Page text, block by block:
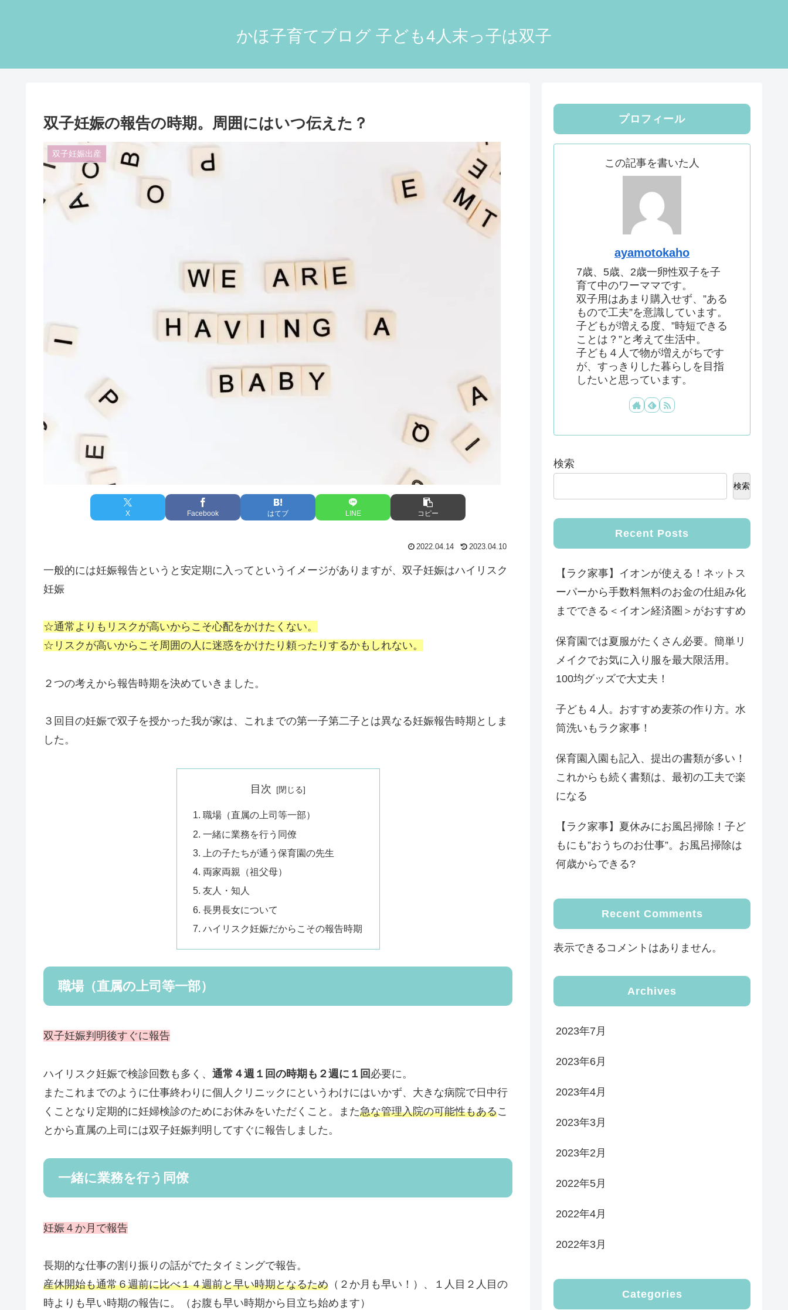
かほ子育てブログ 子ども4人末っ子は双子
双子妊娠の報告の時期。周囲にはいつ伝えた？
双子妊娠出産
X Facebook はてブ LINE コピー
2022.04.14 2023.04.10
一般的には妊娠報告というと安定期に入ってというイメージがありますが、双子妊娠はハイリスク
妊娠
☆通常よりもリスクが高いからこそ心配をかけたくない。
☆リスクが高いからこそ周囲の人に迷惑をかけたり頼ったりするかもしれない。
２つの考えから報告時期を決めていきました。
３回目の妊娠で双子を授かった我が家は、 これまでの第一子第二子とは異なる妊娠報告時期としま
した。
目次
職場（直属の上司等一部）
一緒に業務を行う同僚
上の子たちが通う保育園の先生
両家両親（祖父母）
友人・知人
長男長女について
ハイリスク妊娠だからこその報告時期
職場（直属の上司等一部）
双子妊娠判明後すぐに報告
ハイリスク妊娠で検診回数も多く、 通常４週１回の時期も２週に１回 必要に。
またこれまでのように仕事終わりに個人クリニックにというわけにはいかず、大きな病院で日中行
くことなり定期的に妊婦検診のためにお休みをいただくこと。また急な管理入院の可能性もあるこ
とから直属の上司には双子妊娠判明してすぐに報告しました。
一緒に業務を行う同僚
妊娠４か月で報告
長期的な仕事の割り振りの話がでたタイミングで報告。
産休開始も通常６週前に比べ１４週前と早い時期となるため （２か月も早い！）、１人目２人目の
時よりも早い時期の報告に。（お腹も早い時期から目立ち始めます）
プロフィール
この記事を書いた人
ayamotokaho
7歳、5歳、2歳一卵性双子を子
育て中のワーママです。
双子用はあまり購入せず、”ある
もので工夫”を意識しています。
子どもが増える度、”時短できる
ことは？”と考えて生活中。
子ども４人で物が増えがちです
が、すっきりした暮らしを目指
したいと思っています。
検索
検索
Recent Posts
【ラク家事】イオンが使える！ネットス
ーパーから手数料無料のお金の仕組み化
までできる＜イオン経済圏＞がおすすめ
保育園では夏服がたくさん必要。簡単リ
メイクでお気に入り服を最大限活用。
100均グッズで大丈夫！
子ども４人。おすすめ麦茶の作り方。水
筒洗いもラク家事！
保育園入園も記入、提出の書類が多い！
これからも続く書類は、最初の工夫で楽
になる
【ラク家事】夏休みにお風呂掃除！子ど
もにも”おうちのお仕事”。お風呂掃除は
何歳からできる?
Recent Comments
表示できるコメントはありません。
Archives
2023年7月
2023年6月
2023年4月
2023年3月
2023年2月
2022年5月
2022年4月
2022年3月
Categories